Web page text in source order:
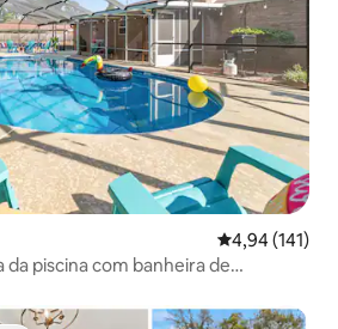
Classificação
4,94 (141)
da piscina com banheira de